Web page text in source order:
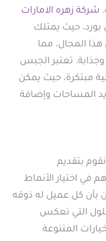
شركة زهره الامارات
حيث يمتلك
المجال، مما
تعتبر الجبس
مبتكرة، حيث يمكن
المساحات وإضافة
بتقديم
اختيار الأنماط
بأن كل عميل له ذوقه
التي تعكس
المتنوعة